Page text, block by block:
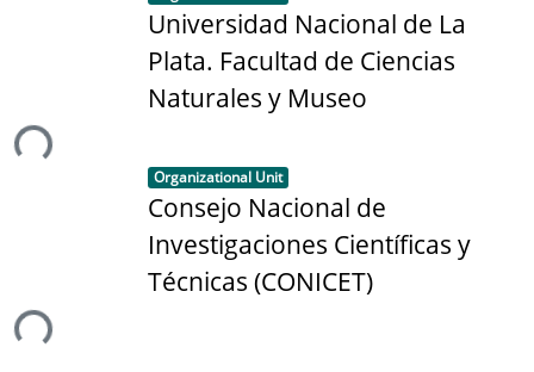
Universidad Nacional de La
Plata. Facultad de Ciencias
Naturales y Museo
Item type:
Organizational Unit ,
Consejo Nacional de
Investigaciones Científicas y
Técnicas (CONICET)